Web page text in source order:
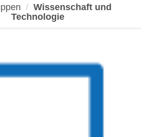
Wissenschaft und
Technologie